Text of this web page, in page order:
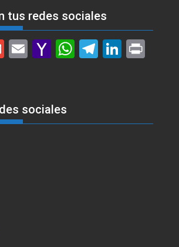
tus redes sociales
G
l
E
l
Y
o
o
W
A
T
a
Li
dI
sociales